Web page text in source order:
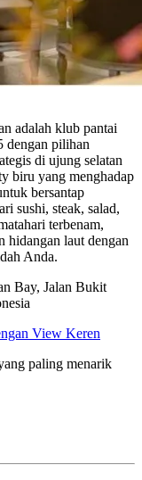
adalah klub pantai
dengan pilihan
di ujung selatan
biru yang menghadap
bersantap
sushi, steak, salad,
terbenam,
hidangan laut dengan
Anda.
Bay, Jalan Bukit
View Keren
paling menarik